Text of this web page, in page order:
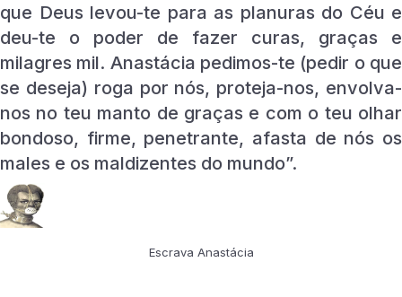
que Deus levou-te para as planuras do Céu e
deu-te o poder de fazer curas, graças e
milagres mil. Anastácia pedimos-te (pedir o que
se deseja) roga por nós, proteja-nos, envolva-
nos no teu manto de graças e com o teu olhar
bondoso, firme, penetrante, afasta de nós os
males e os maldizentes do mundo”.
Escrava Anastácia